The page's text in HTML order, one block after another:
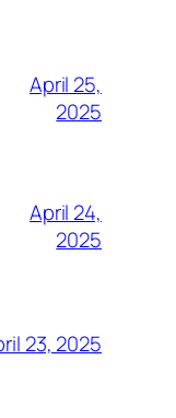
April 25,
2025
April 24,
2025
23, 2025